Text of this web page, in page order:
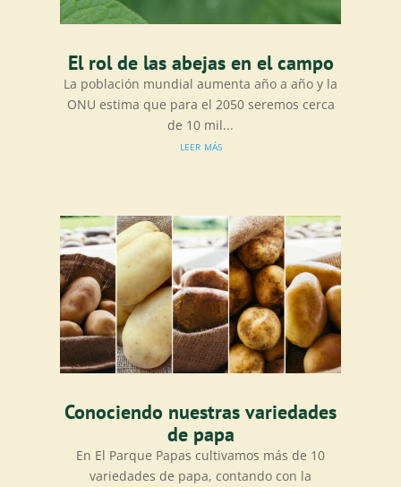
El rol de las abejas en el campo
La población mundial aumenta año a año y la
ONU estima que para el 2050 seremos cerca
de 10 mil...
leer más
Conociendo nuestras variedades
de papa
En El Parque Papas cultivamos más de 10
variedades de papa, contando con la